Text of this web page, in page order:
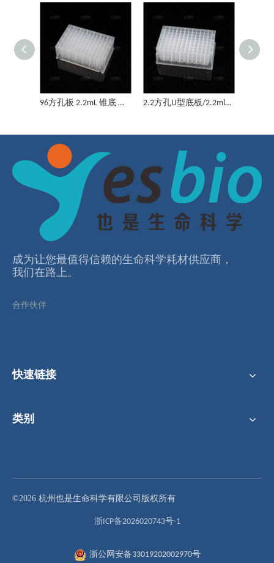
96方孔板（1.6ml）U底
96方孔板 2.2mL 锥底 适用于KF 磨砂外壳 2.2方孔U型底板/2.2ml深孔板
成为让您最值得信赖的⽣命科学耗材供应商，
我们在路上。
合作伙伴
快速链接
类别
©2026 杭州也是生命科学有限公司版权所有
浙ICP备2026020743号-1
浙公网安备33019202002970号